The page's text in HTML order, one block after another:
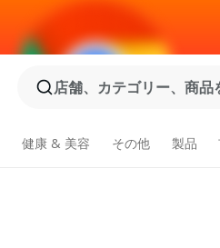
店舗、カテゴリー、商品
健康 & 美容 その他 製品